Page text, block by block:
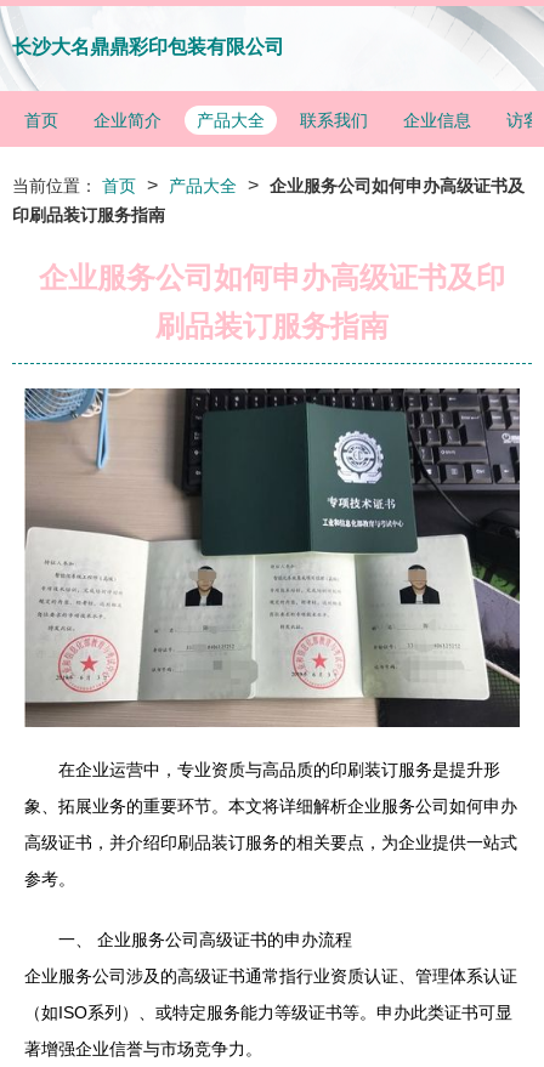
长沙大名鼎鼎彩印包装有限公司
首页 企业简介 产品大全 联系我们 企业信息 访客
当前位置： 首页 > 产品大全 > 企业服务公司如何申办高级证书及
印刷品装订服务指南
企业服务公司如何申办高级证书及印
刷品装订服务指南
在企业运营中，专业资质与高品质的印刷装订服务是提升形
象、拓展业务的重要环节。本文将详细解析企业服务公司如何申办
高级证书，并介绍印刷品装订服务的相关要点，为企业提供一站式
参考。
一、 企业服务公司高级证书的申办流程
企业服务公司涉及的高级证书通常指行业资质认证、管理体系认证
（如ISO系列）、或特定服务能力等级证书等。申办此类证书可显
著增强企业信誉与市场竞争力。